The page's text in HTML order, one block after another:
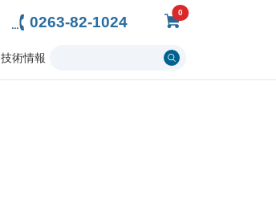
0
0263-82-1024
技術情報